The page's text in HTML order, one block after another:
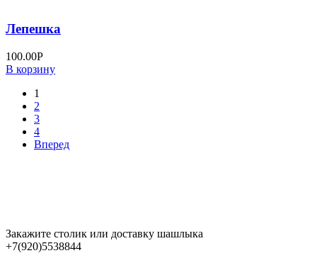
Лепешка
100.00Р
В корзину
1
2
3
4
Вперед
Закажите столик или доставку шашлыка
+7(920)5538844